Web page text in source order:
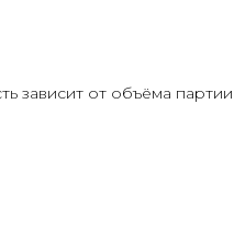
зависит от объёма